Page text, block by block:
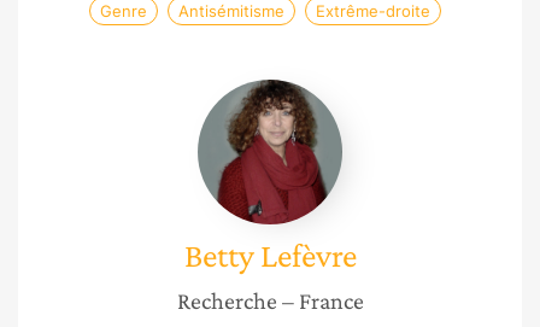
Genre Antisémitisme Extrême-droite
Betty
Lefèvre
Betty Lefèvre
Recherche – France